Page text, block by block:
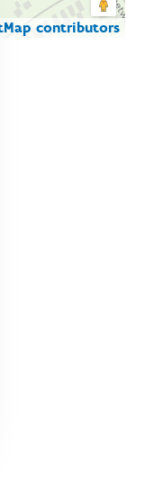
contributors